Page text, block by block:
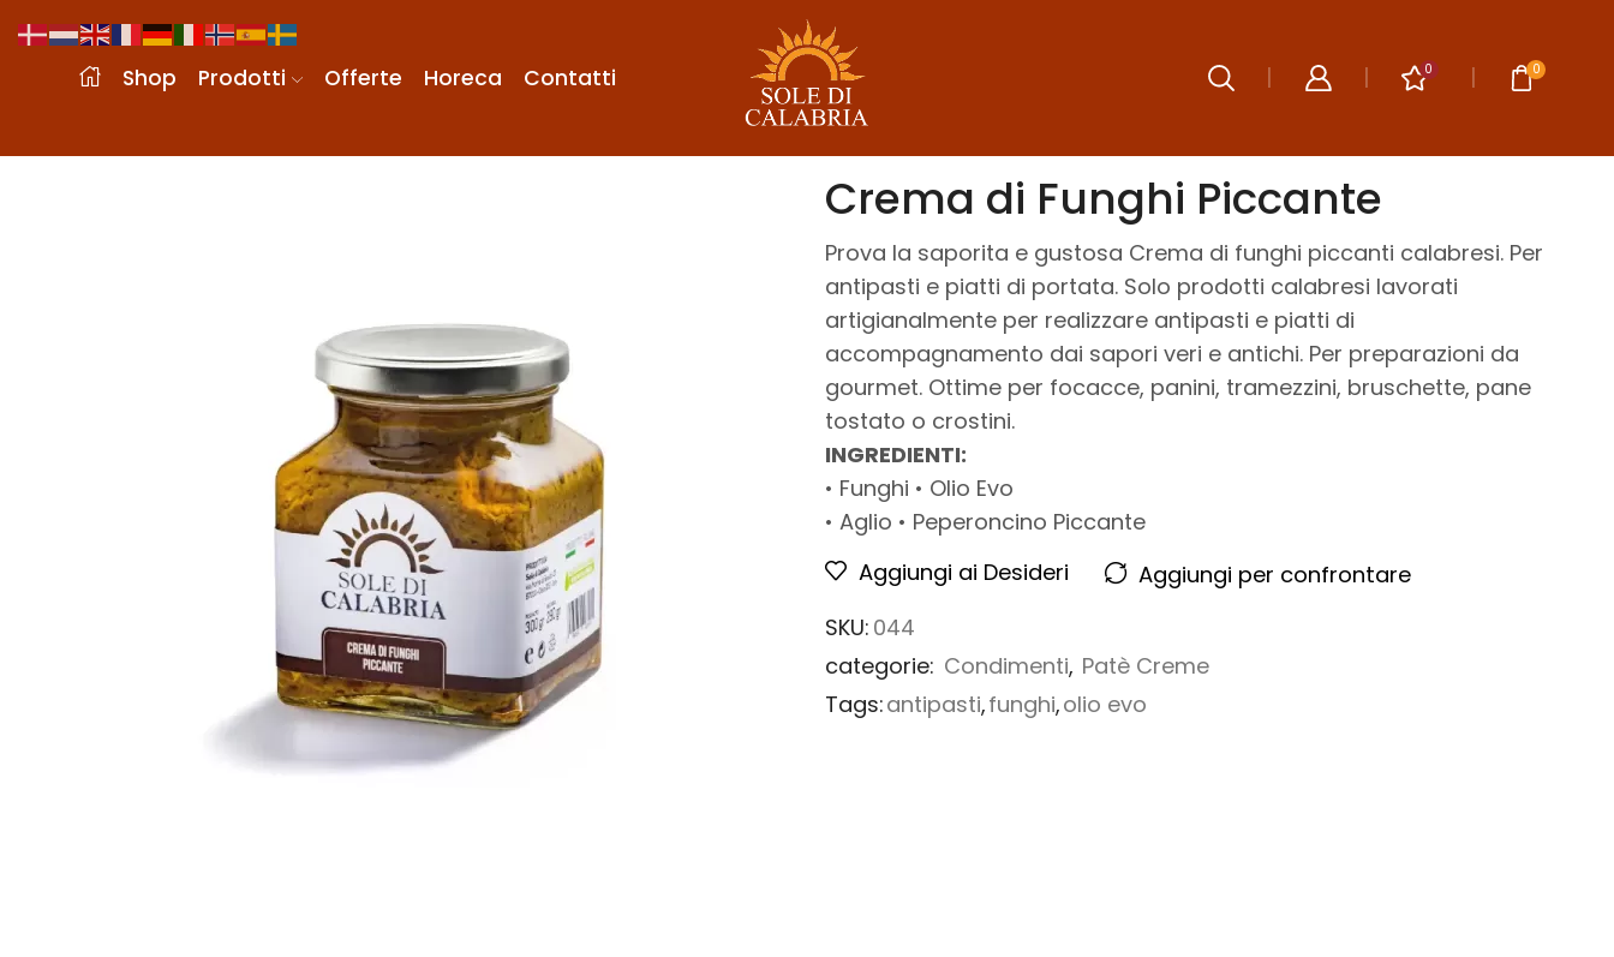
Shop Prodotti Offerte Horeca Contatti 0 0
Crema di Funghi Piccante
Prova la saporita e gustosa Crema di funghi piccanti calabresi. Per
antipasti e piatti di portata. Solo prodotti calabresi lavorati
artigianalmente per realizzare antipasti e piatti di
accompagnamento dai sapori veri e antichi. Per preparazioni da
gourmet. Ottime per focacce, panini, tramezzini, bruschette, pane
tostato o crostini.
INGREDIENTI:
• Funghi • Olio Evo
• Aglio • Peperoncino Piccante
Aggiungi ai Desideri
Aggiungi per confrontare
SKU: 044
categorie: Condimenti, Patè Creme
Tags:antipasti,funghi,olio evo